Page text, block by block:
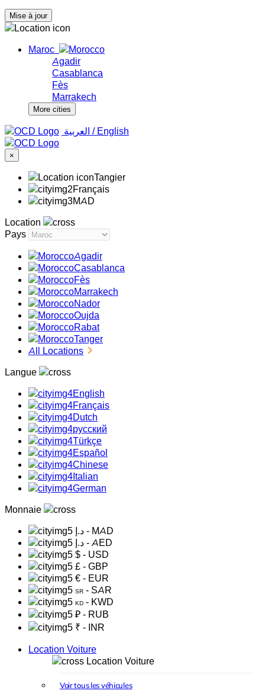
Maroc
Agadir
Casablanca
Fès
Marrakech
More cities
‏العربية ‏ / English
×
Tangier
Français
MAD
Location
Pays
Agadir
Casablanca
Fès
Marrakech
Nador
Oujda
Rabat
Tanger
All Locations
Langue
English
Français
Dutch
русский
Türkçe
Español
Chinese
Italian
German
Monnaie
د.إ - MAD
د.إ - AED
$ - USD
£ - GBP
€ - EUR
SR - SAR
KD - KWD
₽ - RUB
₹ - INR
Location Voiture
Location Voiture
Voir tous les véhicules